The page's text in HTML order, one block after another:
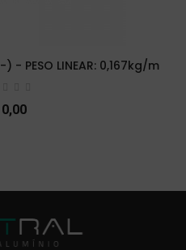
PESO LINEAR: 0,167kg/m
0,00